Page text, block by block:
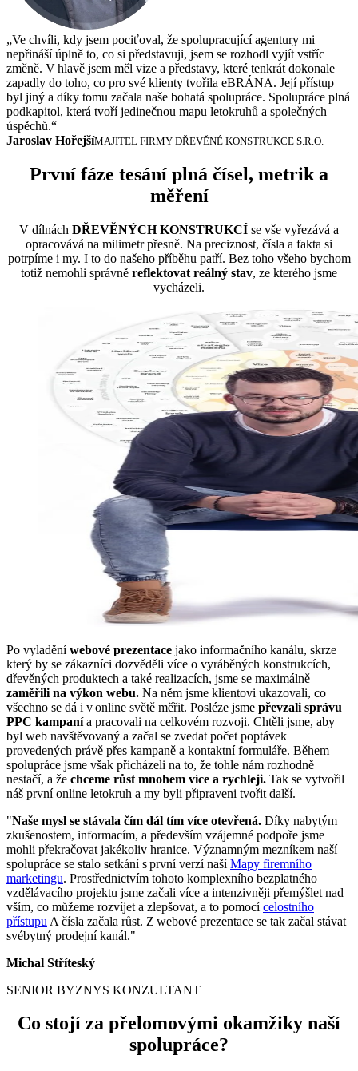
„Ve chvíli, kdy jsem pociťoval, že spolupracující agentury mi
nepřináší úplně to, co si představuji, jsem se rozhodl vyjít vstříc
změně. V hlavě jsem měl vize a představy, které tenkrát dokonale
zapadly do toho, co pro své klienty tvořila eBRÁNA. Její přístup
byl jiný a díky tomu začala naše bohatá spolupráce. Spolupráce plná
podkapitol, která tvoří jedinečnou mapu letokruhů a společných
úspěchů.“
Jaroslav HořejšíMAJITEL FIRMY DŘEVĚNÉ KONSTRUKCE S.R.O.
První fáze tesání plná čísel, metrik a
měření
V dílnách DŘEVĚNÝCH KONSTRUKCÍ se vše vyřezává a
opracovává na milimetr přesně. Na preciznost, čísla a fakta si
potrpíme i my. I to do našeho příběhu patří. Bez toho všeho bychom
totiž nemohli správně reflektovat reálný stav, ze kterého jsme
vycházeli.
Po vyladěníwebové prezentace jako informačního kanálu, skrze
který by se zákazníci dozvěděli více o vyráběných konstrukcích,
dřevěných produktech a také realizacích, jsme se maximálně
zaměřili na výkon webu. Na něm jsme klientovi ukazovali, co
všechno se dá i v online světě měřit. Posléze jsme převzali správu
PPC kampanía pracovali na celkovém rozvoji. Chtěli jsme, aby
byl web navštěvovaný a začal se zvedat počet poptávek
provedených právě přes kampaně a kontaktní formuláře. Během
spolupráce jsme však přicházeli na to, že tohle nám rozhodně
nestačí, a že chceme růst mnohem více a rychleji. Tak se vytvořil
náš první online letokruh a my byli připraveni tvořit další.
"Naše mysl se stávala čím dál tím více otevřená. Díky nabytým
zkušenostem, informacím, a především vzájemné podpoře jsme
mohli překračovat jakékoliv hranice. Významným mezníkem naší
spolupráce se stalo setkání s první verzí našíMapy firemního
marketingu. Prostřednictvím tohoto komplexního bezplatného
vzdělávacího projektu jsme začali více a intenzivněji přemýšlet nad
vším, co můžeme rozvíjet a zlepšovat, a to pomocícelostního
přístupu A čísla začala růst. Z webové prezentace se tak začal stávat
svébytný prodejní kanál."
Michal Stříteský
SENIOR BYZNYS KONZULTANT
Co stojí za přelomovými okamžiky naší
spolupráce?